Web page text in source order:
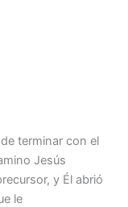
terminar con el
Jesús
y Él abrió
le